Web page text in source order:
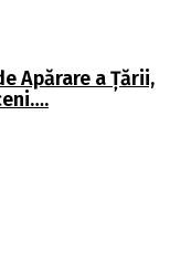
Apărare a Ţării,